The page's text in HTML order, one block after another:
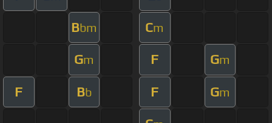
Bbm Cm
Gm F Gm
F Bb F Gm